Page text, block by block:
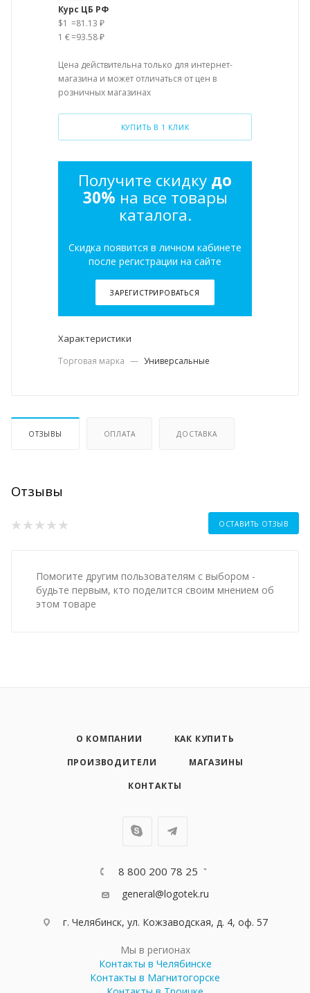
Курс ЦБ РФ
$1 =81.13 ₽
1 €=93.58 ₽
Цена действительна только для интернет-
магазина и может отличаться от цен в
розничных магазинах
КУПИТЬ В 1 КЛИК
Получите скидку до
30% на все товары
каталога.
Скидка появится в личном кабинете
после регистрации на сайте
ЗАРЕГИСТРИРОВАТЬСЯ
Характеристики
Торговая марка — Универсальные
ОТЗЫВЫ ОПЛАТА ДОСТАВКА
Отзывы
ОСТАВИТЬ ОТЗЫВ
Помогите другим пользователям с выбором -
будьте первым, кто поделится своим мнением об
этом товаре
О КОМПАНИИ
КАК КУПИТЬ
ПРОИЗВОДИТЕЛИ
МАГАЗИНЫ
КОНТАКТЫ
8 800 200 78 25
general@logotek.ru
г. Челябинск, ул. Кожзаводская, д. 4, оф. 57
Мы в регионах
Контакты в Челябинске
Контакты в Магнитогорске